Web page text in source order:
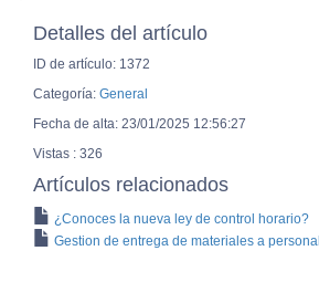
Detalles del artículo
ID de artículo: 1372
Categoría: General
Fecha de alta: 23/01/2025 12:56:27
Vistas : 326
Artículos relacionados
¿Conoces la nueva ley de control horario?
Gestion de entrega de materiales a personal